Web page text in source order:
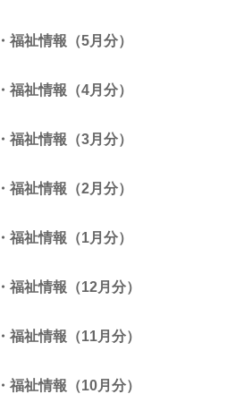
福祉情報（5月分）
福祉情報（4月分）
福祉情報（3月分）
福祉情報（2月分）
福祉情報（1月分）
福祉情報（12月分）
福祉情報（11月分）
福祉情報（10月分）